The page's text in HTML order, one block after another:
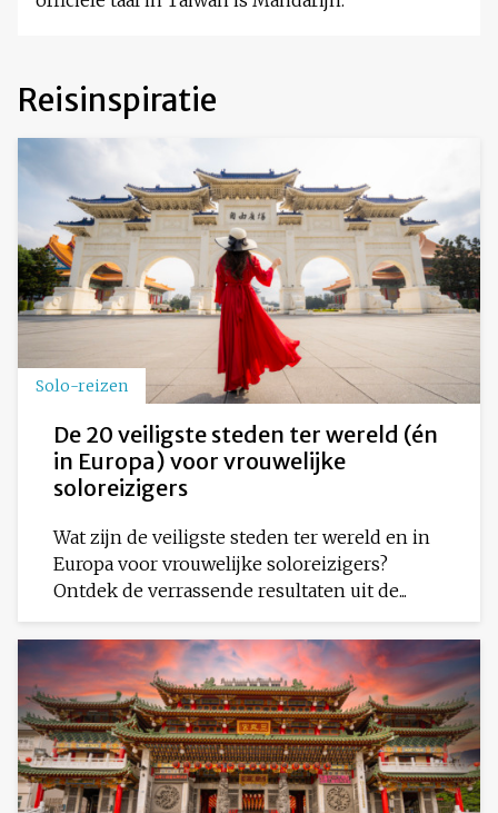
Reisinspiratie
Solo-reizen
De 20 veiligste steden ter wereld (én
in Europa) voor vrouwelijke
soloreizigers
Wat zijn de veiligste steden ter wereld en in
Europa voor vrouwelijke soloreizigers?
Ontdek de verrassende resultaten uit de...